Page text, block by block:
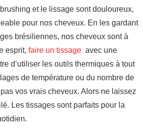
et le lissage sont douloureux,
pour nos cheveux. En les gardant
brésiliennes, nos cheveux sont à
esprit, faire un tissage avec une
d’utiliser les outils thermiques à tout
de température ou du nombre de
vos vrais cheveux. Alors ne laissez
Les tissages sont parfaits pour la